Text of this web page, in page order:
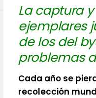
La captura
ejemplares
de los del
problemas
Cada año se
recolección